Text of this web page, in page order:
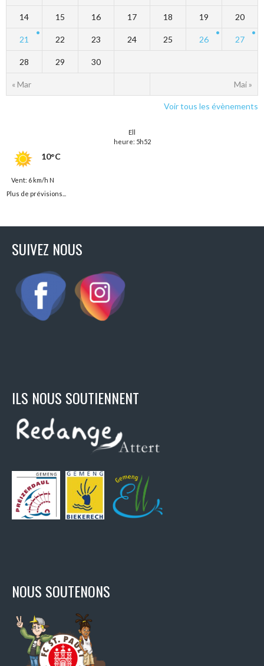
« Mar Mai »
14 15 16 17 18 19 20
21 22 23 24 25 26 27
28 29 30
Voir tous les évènements
Ell
heure: 5h52
10°C
Vent: 6 km/h N
Plus de prévisions...
SUIVEZ NOUS
ILS NOUS SOUTIENNENT
NOUS SOUTENONS